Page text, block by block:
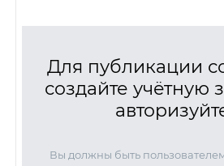
Для публикации
создайте учётную
Вы должны быть